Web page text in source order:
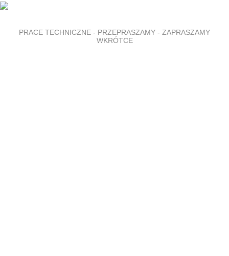
PRACE TECHNICZNE - PRZEPRASZAMY - ZAPRASZAMY
WKRÓTCE